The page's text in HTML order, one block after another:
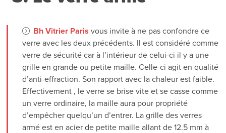
Bh Vitrier Paris vous invite à ne pas confondre ce
verre avec les deux précédents. Il est considéré comme
verre de sécurité car à l’intérieur de celui-ci il y a une
grille en grande ou petite maille. Celle-ci agit en qualité
d’anti-effraction. Son rapport avec la chaleur est faible.
Effectivement , le verre se brise vite et se casse comme
un verre ordinaire, la maille aura pour propriété
d’empêcher quelqu’un d’entrer. La grille des verres
armé est en acier de petite maille allant de 12.5 mm à